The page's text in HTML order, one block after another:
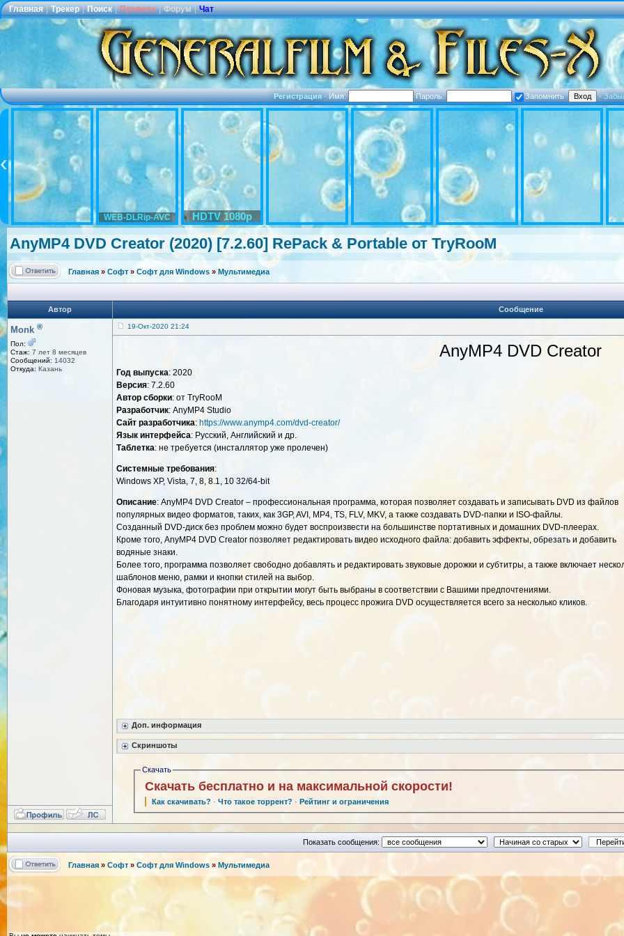
Главная | Трекер | Поиск | Правила | Форум | Чат
Регистрация·Имя: Пароль: Запомнить ·
WEB-DLRip-AVC HDTV 1080p
AnyMP4 DVD Creator (2020) [7.2.60] RePack & Portable от TryRooM
Главная » Софт » Софт для Windows » Мультимедиа
Автор Сообщение
Monk ®
Пол:
Стаж: 7 лет 8 месяцев
Сообщений: 14032
Откуда: Казань
19-Окт-2020 21:24
AnyMP4 DVD Creator
Год выпуска: 2020
Версия: 7.2.60
Автор сборки: от TryRooM
Разработчик: AnyMP4 Studio
Сайт разработчика: https://www.anymp4.com/dvd-creator/
Язык интерфейса: Русский, Английский и др.
Таблетка: не требуется (инсталлятор уже пролечен)
Системные требования:
Windows XP, Vista, 7, 8, 8.1, 10 32/64-bit
Описание: AnyMP4 DVD Creator – профессиональная программа, которая позволяет создавать и записывать DVD из файлов
популярных видео форматов, таких, как 3GP, AVI, MP4, TS, FLV, MKV, а также создавать DVD-папки и ISO-файлы.
Созданный DVD-диск без проблем можно будет воспроизвести на большинстве портативных и домашних DVD-плеерах.
Кроме того, AnyMP4 DVD Creator позволяет редактировать видео исходного файла: добавить эффекты, обрезать и добавить
водяные знаки.
Более того, программа позволяет свободно добавлять и редактировать звуковые дорожки и субтитры, а также включает
шаблонов меню, рамки и кнопки стилей на выбор.
Фоновая музыка, фотографии при открытии могут быть выбраны в соответствии с Вашими предпочтениями.
Благодаря интуитивно понятному интерфейсу, весь процесс прожига DVD осуществляется всего за несколько кликов.
Доп. информация
Скриншоты
Скачать
Скачать бесплатно и на максимальной скорости!
Как скачивать? ·Что такое торрент? · Рейтинг и ограничения
Показать сообщения:
Главная » Софт » Софт для Windows » Мультимедиа